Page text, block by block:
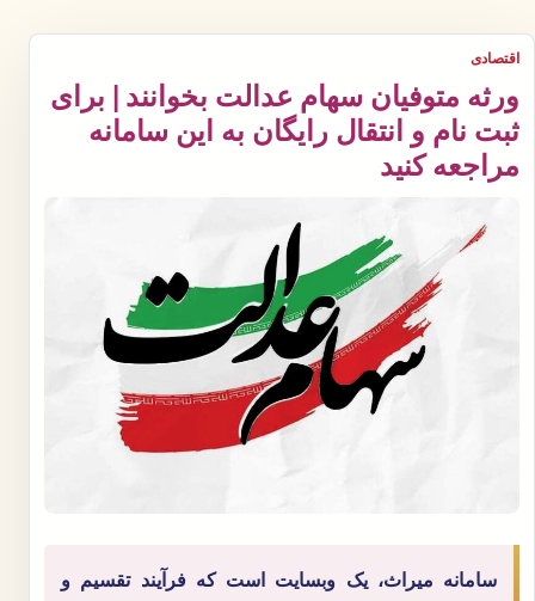
اقتصادی
ورثه متوفیان سهام عدالت بخوانند | برای
ثبت نام و انتقال رایگان به این سامانه
مراجعه کنید
سامانه میراث، یک وبسایت است که فرآیند تقسیم و